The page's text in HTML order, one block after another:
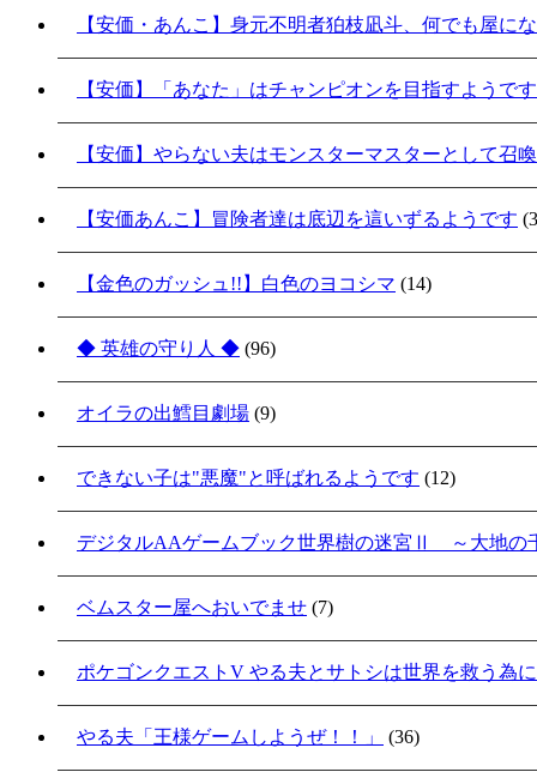
【安価・あんこ】身元不明者狛枝凪斗、何でも屋に
【安価】「あなた」はチャンピオンを目指すようで
【安価】やらない夫はモンスターマスターとして召
【安価あんこ】冒険者達は底辺を這いずるようです
【金色のガッシュ!!】白色のヨコシマ (14)
◆ 英雄の守り人 ◆ (96)
オイラの出鱈目劇場 (9)
できない子は"悪魔"と呼ばれるようです (12)
デジタルAAゲームブック世界樹の迷宮Ⅱ ～大地の
ベムスター屋へおいでませ (7)
ポケゴンクエストV やる夫とサトシは世界を救う為
やる夫「王様ゲームしようぜ！！」 (36)